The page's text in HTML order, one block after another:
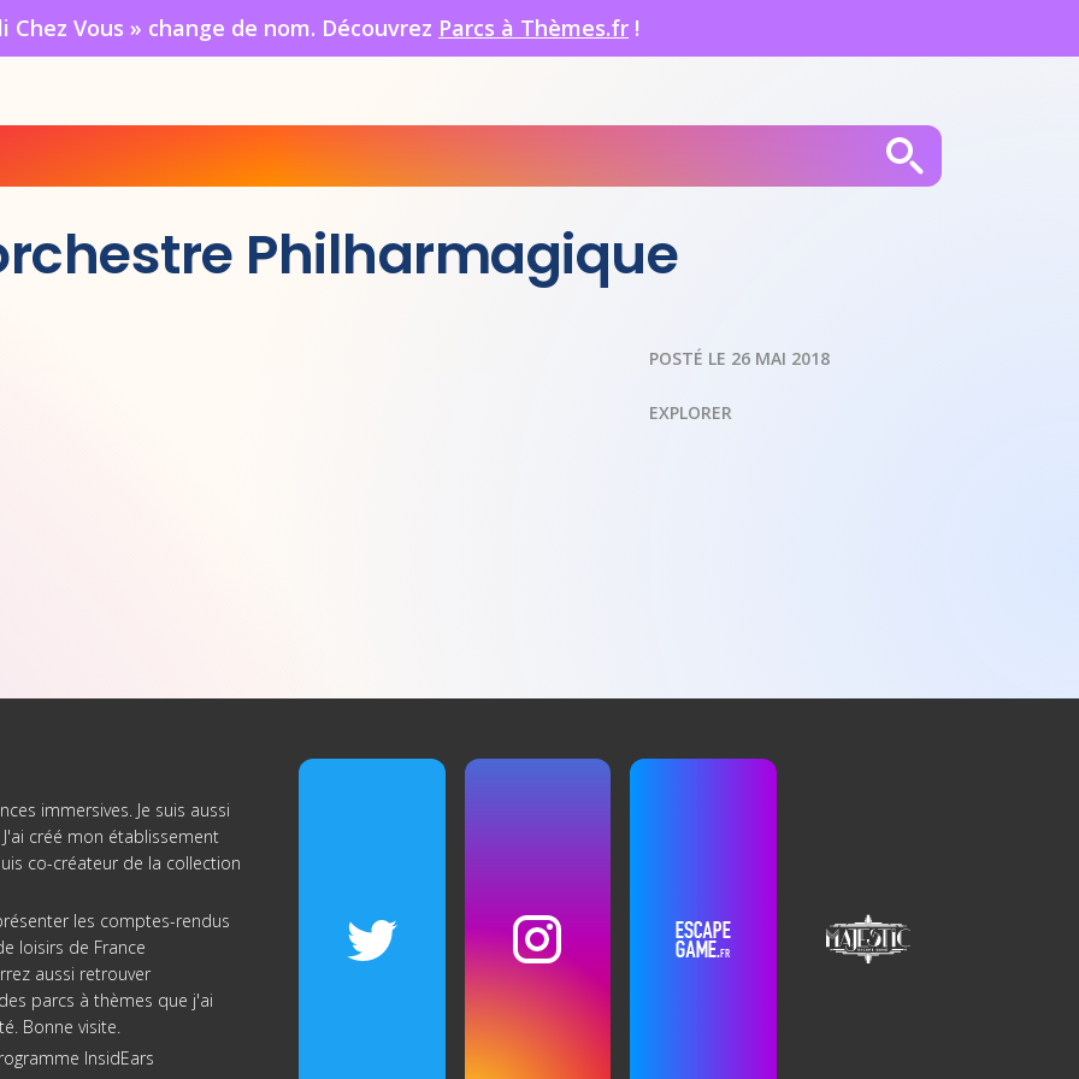
Chez Vous » change de nom. Découvrez Parcs à Thèmes.fr !
Philharmagique
POSTÉ LE 26 MAI 2018
EXPLORER
immersives. Je suis aussi
créé mon établissement
co-créateur de la collection
les comptes-rendus
loisirs de France
aussi retrouver
parcs à thèmes que j'ai
Bonne visite.
InsidEars